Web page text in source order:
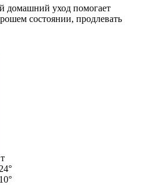
домашний уход помогает
состоянии, продлевать
24°
10°